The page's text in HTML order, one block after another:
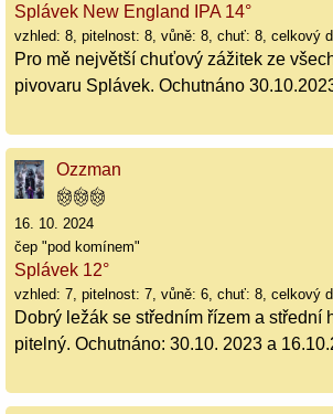
Splávek New England IPA 14°
vzhled: 8, pitelnost: 8, vůně: 8, chuť: 8, celkový
Pro mě největší chuťový zážitek ze
pivovaru Splávek. Ochutnáno
Ozzman
16. 10. 2024
čep "pod komínem"
Splávek 12°
vzhled: 7, pitelnost: 7, vůně: 6, chuť: 8, celkový
Dobrý ležák se středním řízem a střední
pitelný. Ochutnáno: 30.10. 2023 a